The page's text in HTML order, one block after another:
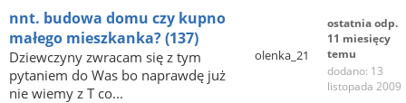
nnt. budowa domu czy kupno
małego mieszkanka?(137)
Dziewczyny zwracam się z tym
pytaniem do Was bo naprawdę już
nie wiemy z T co...
olenka_21
ostatnia odp.
11 miesięcy
temu
dodano: 13
listopada 2009